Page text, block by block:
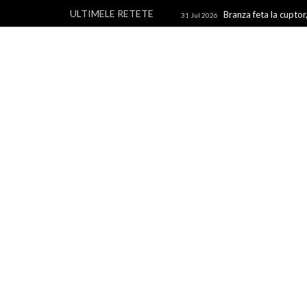
ULTIMELE RETETE 31 Jul 2026 Branza feta la